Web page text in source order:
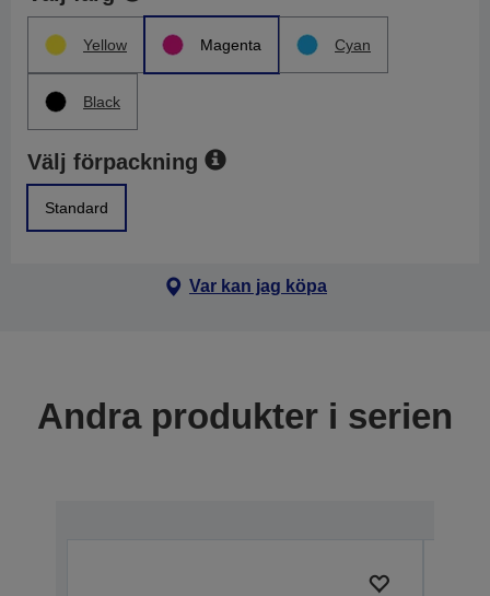
Yellow Magenta Cyan
Black
Välj förpackning
Standard
Var kan jag köpa
Andra produkter i serien